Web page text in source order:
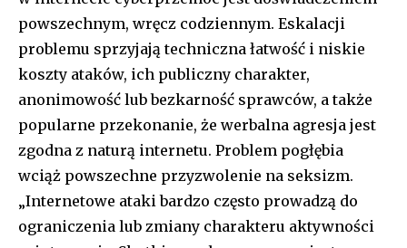
powszechnym, wręcz codziennym. Eskalacji
problemu sprzyjają techniczna łatwość i niskie
koszty ataków, ich publiczny charakter,
anonimowość lub bezkarność sprawców, a także
popularne przekonanie, że werbalna agresja jest
zgodna z naturą internetu. Problem pogłębia
wciąż powszechne przyzwolenie na seksizm.
„Internetowe ataki bardzo często prowadzą do
ograniczenia lub zmiany charakteru aktywności